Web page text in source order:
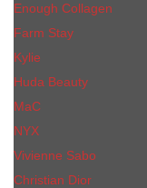
Enough Collagen
Farm Stay
Kylie
Huda Beauty
МаС
NYX
Vivienne Sabo
Сhristiаn Diоr